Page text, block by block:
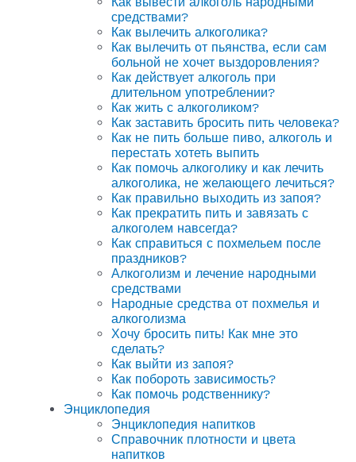
средствами?
Как вылечить алкоголика?
Как вылечить от пьянства, если сам
больной не хочет выздоровления?
Как действует алкоголь при
длительном употреблении?
Как жить с алкоголиком?
Как заставить бросить пить человека?
Как не пить больше пиво, алкоголь и
перестать хотеть выпить
Как помочь алкоголику и как лечить
алкоголика, не желающего лечиться?
Как правильно выходить из запоя?
Как прекратить пить и завязать с
алкоголем навсегда?
Как справиться с похмельем после
праздников?
Алкоголизм и лечение народными
средствами
Народные средства от похмелья и
алкоголизма
Хочу бросить пить! Как мне это
сделать?
Как выйти из запоя?
Как побороть зависимость?
Как помочь родственнику?
Энциклопедия
Энциклопедия напитков
Справочник плотности и цвета
напитков